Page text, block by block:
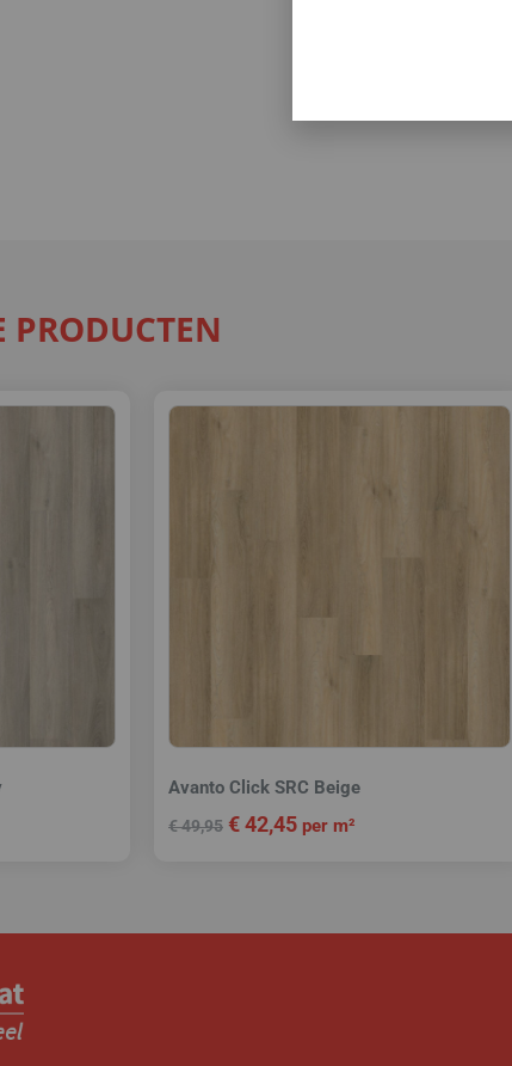
PRODUCTEN
Avanto Click SRC Beige
€49,95 €42,45 per m²